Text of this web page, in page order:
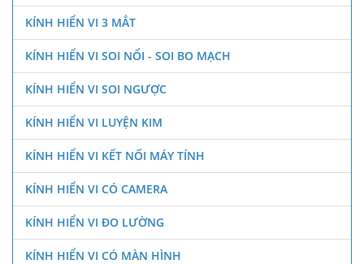
KÍNH HIỂN VI 3 MẮT
KÍNH HIỂN VI SOI NỔI - SOI BO MẠCH
KÍNH HIỂN VI SOI NGƯỢC
KÍNH HIỂN VI LUYỆN KIM
KÍNH HIỂN VI KẾT NỐI MÁY TÍNH
KÍNH HIỂN VI CÓ CAMERA
KÍNH HIỂN VI ĐO LƯỜNG
KÍNH HIỂN VI CÓ MÀN HÌNH